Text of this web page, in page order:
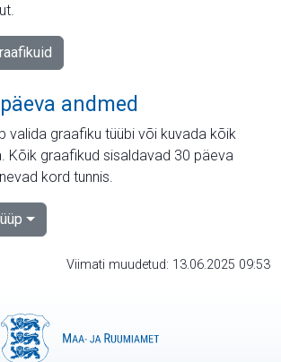
andmed
valida graafiku tüübi või kuvada kõik
Kõik graafikud sisaldavad 30 päeva
kord tunnis.
Viimati muudetud: 13.06.2025 09:53